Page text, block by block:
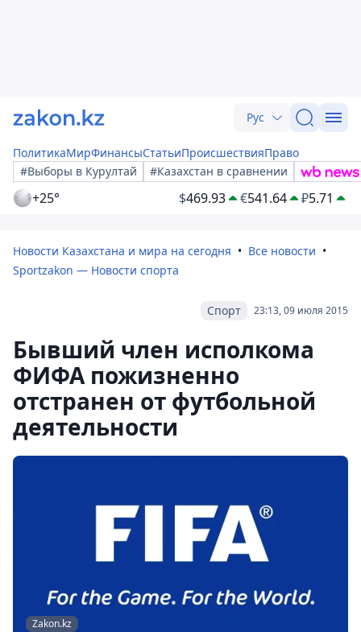
Рус
ПолитикаМирФинансыСтатьиПроисшествияПраво
#Выборы в Курултай
#Казахстан в сравнении
+25° $469.93 €541.64 ₽5.71
Новости Казахстана и мира на сегодня
Все новости
Sportzakon — Новости спорта
23:13, 09 июля 2015
Спорт
Бывший член исполкома
ФИФА пожизненно
отстранен от футбольной
деятельности
Zakon.kz